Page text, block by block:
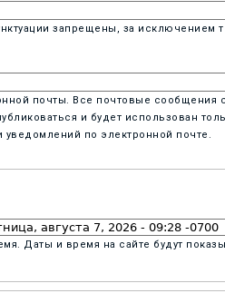
запрещены, за исключением
почты. Все почтовые сообщения с
и будет использован
по электронной почте.
Даты и время на сайте будут